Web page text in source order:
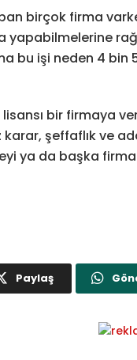
birçok firma
yapabilmelerine
bu işi neden 4
lisansı bir firmaya
karar, şeffaflık ve
ya da başka
Paylaş